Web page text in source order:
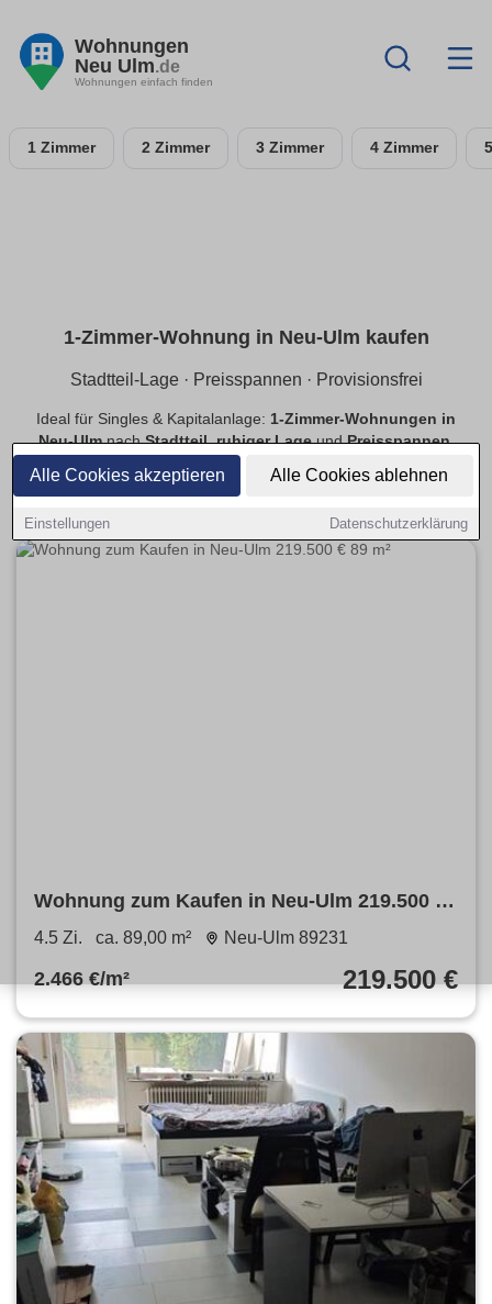
Alle Cookies akzeptieren Alle Cookies ablehnen
Einstellungen Datenschutzerklärung
Wohnungen
Neu Ulm.de
Wohnungen einfach finden
1 Zimmer 2 Zimmer 3 Zimmer 4 Zimmer
1-Zimmer-Wohnung in Neu-Ulm kaufen
Stadtteil-Lage · Preisspannen · Provisionsfrei
Ideal für Singles & Kapitalanlage: 1-Zimmer-Wohnungen in
Neu-UlmnachStadtteil,ruhiger LageundPreisspannen.
Optionen, prüfe
Bestand .
Wohnung zum Kaufen in Neu-Ulm 219.500 €
89 m²
4.5 Zi. ca. 89,00 m² Neu-Ulm 89231
2.466 €/m² 219.500 €